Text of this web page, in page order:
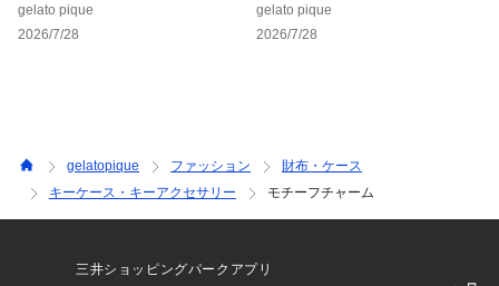
gelato pique
2026/7/28
gelato pique
2026/7/28
gelatopique ファッション
財布・ケース
キーケース・キーアクセサリー
モチーフチャーム
三井ショッピングパークアプリ